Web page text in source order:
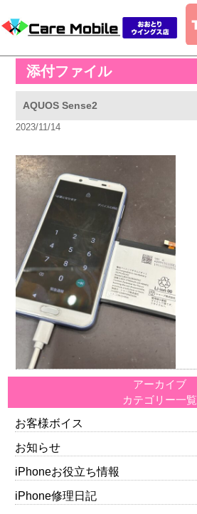
添付ファイル
AQUOS Sense2
2023/11/14
アーカイブ
カテゴリー一覧
お客様ボイス
お知らせ
iPhoneお役立ち情報
iPhone修理日記